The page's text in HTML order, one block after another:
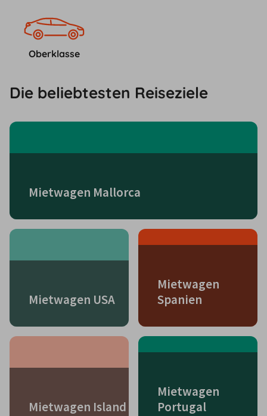
Oberklasse
Die beliebtesten Reiseziele
Mietwagen Mallorca
Mietwagen USA
Mietwagen
Spanien
Mietwagen Island
Mietwagen
Portugal